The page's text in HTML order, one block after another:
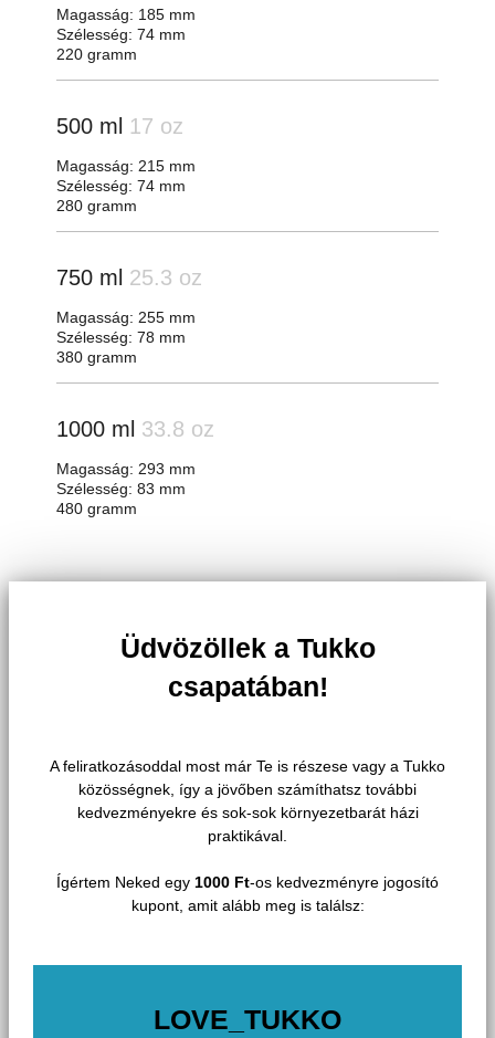
Magasság: 185 mm
Szélesség: 74 mm
220 gramm
500 ml 17 oz
Magasság: 215 mm
Szélesség: 74 mm
280 gramm
750 ml 25.3 oz
Magasság: 255 mm
Szélesség: 78 mm
380 gramm
1000 ml 33.8 oz
Magasság: 293 mm
Szélesség: 83 mm
480 gramm
Üdvözöllek a Tukko
csapatában!
A feliratkozásoddal most már Te is részese vagy a Tukko
közösségnek, így a jövőben számíthatsz további
kedvezményekre és sok-sok környezetbarát házi
praktikával.
Ígértem Neked egy 1000 Ft-os kedvezményre jogosító
kupont, amit alább meg is találsz:
LOVE_TUKKO